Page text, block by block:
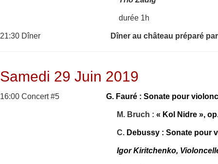
durée 1h
21:30 Dîner Dîner au château préparé
Samedi 29 Juin 2019
16:00 Concert #5 G. Fauré : Sonate pour
M. Bruch : « Kol Nidre »,
C. Debussy : Sonate pour
Igor Kiritchenko,